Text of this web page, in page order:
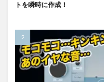
トを瞬時に作成！